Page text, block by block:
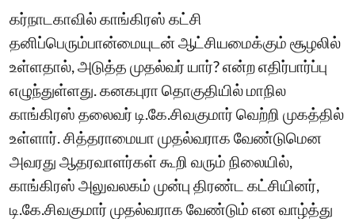
கர்நாடகாவில் காங்கிரஸ் கட்சி
தனிப்பெரும்பான்மையுடன் ஆட்சியமைக்கும் சூழலில்
உள்ளதால், அடுத்த முதல்வர் யார்? என்ற எதிர்பார்ப்பு
எழுந்துள்ளது. கனகபுரா தொகுதியில் மாநில
காங்கிரஸ் தலைவர் டி.கே.சிவகுமார் வெற்றி முகத்தில்
உள்ளார். சித்தராமையா முதல்வராக வேண்டுமென
அவரது ஆதரவாளர்கள் கூறி வரும் நிலையில்,
காங்கிரஸ் அலுவலகம் முன்பு திரண்ட கட்சியினர்,
டி.கே.சிவகுமார் முதல்வராக வேண்டும் என வாழ்த்து